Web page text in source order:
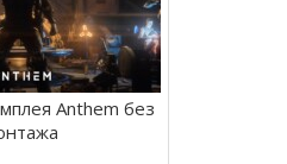
Anthem без